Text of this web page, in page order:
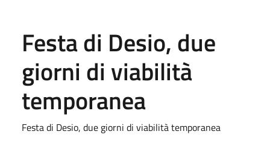
Festa di Desio, due
giorni di viabilità
temporanea
Festa di Desio, due giorni di viabilità temporanea